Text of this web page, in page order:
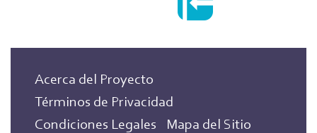
Acerca del Proyecto
Términos de Privacidad
Condiciones Legales
Mapa del Sitio